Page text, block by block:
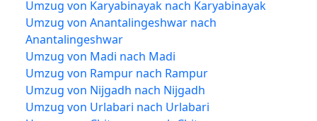
Umzug von Karyabinayak nach Karyabinayak
Umzug von Anantalingeshwar nach
Anantalingeshwar
Umzug von Madi nach Madi
Umzug von Rampur nach Rampur
Umzug von Nijgadh nach Nijgadh
Umzug von Urlabari nach Urlabari